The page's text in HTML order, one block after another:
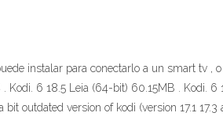
instalar para conectarlo a un smart tv ,
Kodi. 6 18.5 Leia (64-bit) 60.15MB . Kodi.
outdated version of kodi (version 17.1